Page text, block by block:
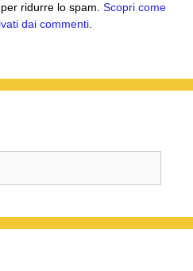
ridurre lo spam. Scopri come
dai commenti.